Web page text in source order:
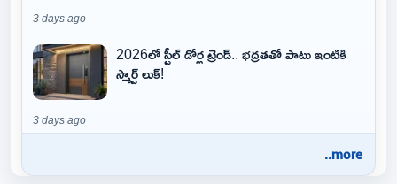
3 days ago
2026లో స్టీల్ డోర్ల ట్రెండ్.. భద్రతతో పాటు ఇంటికి
స్మార్ట్ లుక్!
3 days ago
..more